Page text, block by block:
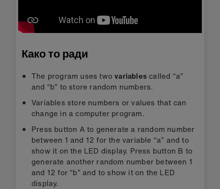
Како то ради
The program uses twovariables called “a”
and “b” to store random numbers.
Variables store numbers or values that can
change in a computer program.
Press button A to generate a random number
between 1 and 12 for the variable “a” and to
show it on the LED display. Press button B to
generate another random number between 1
and 12 for “b” and to show it on the LED
display.